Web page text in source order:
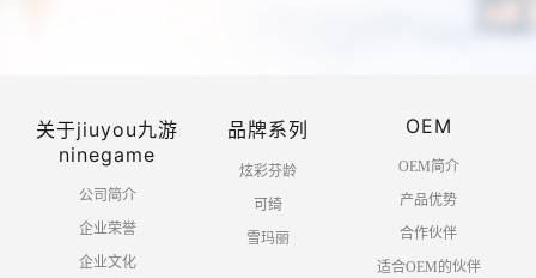
关于jiuyou九游
ninegame
公司简介
企业荣誉
企业文化
品牌系列
炫彩芬龄
可绮
雪玛丽
OEM
OEM简介
产品优势
合作伙伴
适合OEM的伙伴